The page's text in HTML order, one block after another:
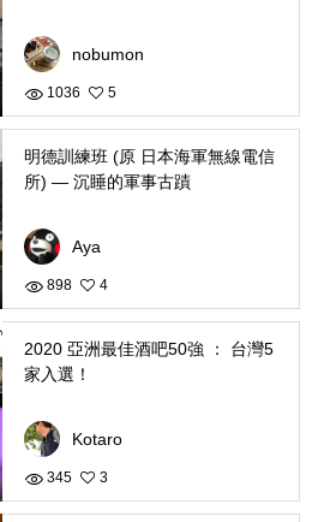
nobumon
1036 5
明德訓練班 (原 日本海軍無線電信
所) — 沉睡的軍事古蹟
Aya
898 4
2020 亞洲最佳酒吧50強 ： 台灣5
家入選！
Kotaro
345 3